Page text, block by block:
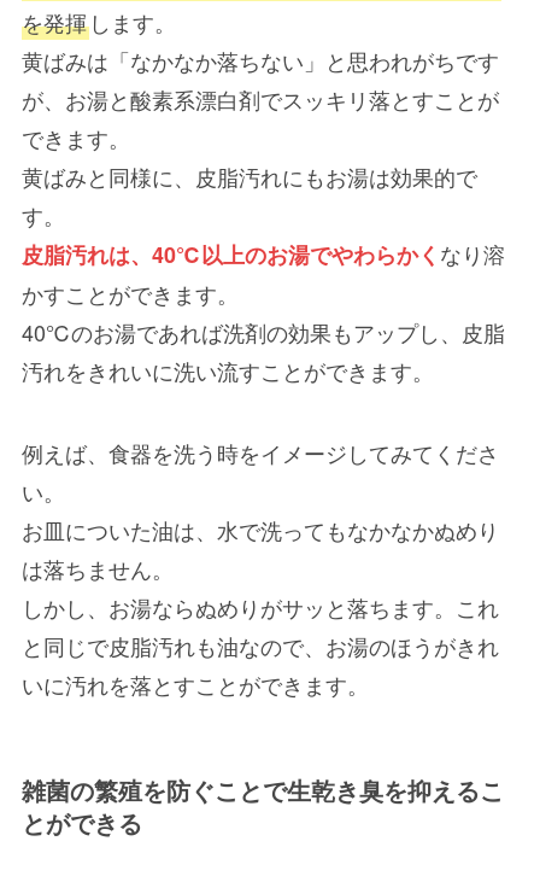
を発揮します。
黄ばみは「なかなか落ちない」と思われがちです
が、 お湯と酸素系漂白剤でスッキリ落とすことが
できます。
黄ばみと同様に、 皮脂汚れにもお湯は効果的で
す。
皮脂汚れは、 40℃以上のお湯でやわらかく なり溶
かすことができます。
40℃のお湯であれば洗剤の効果もアップし、皮脂
汚れをきれいに洗い流すことができます。
例えば、食器を洗う時をイメージしてみてくださ
い。
お皿についた油は、水で洗ってもなかなかぬめり
は落ちません。
しかし、お湯ならぬめりがサッと落ちます。これ
と同じで皮脂汚れも油なので、お湯のほうがきれ
いに汚れを落とすことができます。
雑菌の繁殖を防ぐことで生乾き臭を抑えるこ
とができる